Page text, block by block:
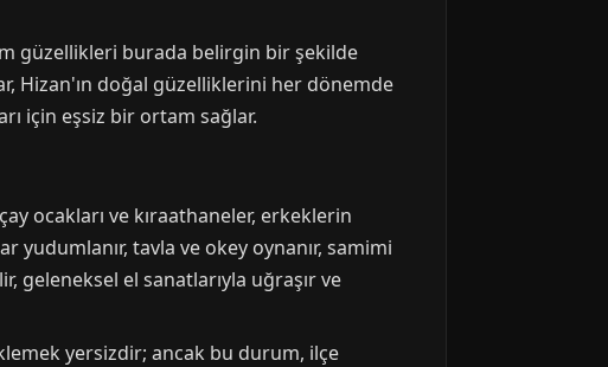
güzellikleri burada belirgin bir şekilde
Hizan'ın doğal güzelliklerini her dönemde
için eşsiz bir ortam sağlar.
ocakları ve kıraathaneler, erkeklerin
tavla ve okey oynanır, samimi
geleneksel el sanatlarıyla uğraşır ve
yersizdir; ancak bu durum, ilçe